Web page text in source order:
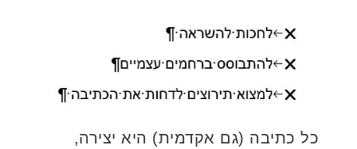
כל כתיבה (גם אקדמית) היא יצירה,